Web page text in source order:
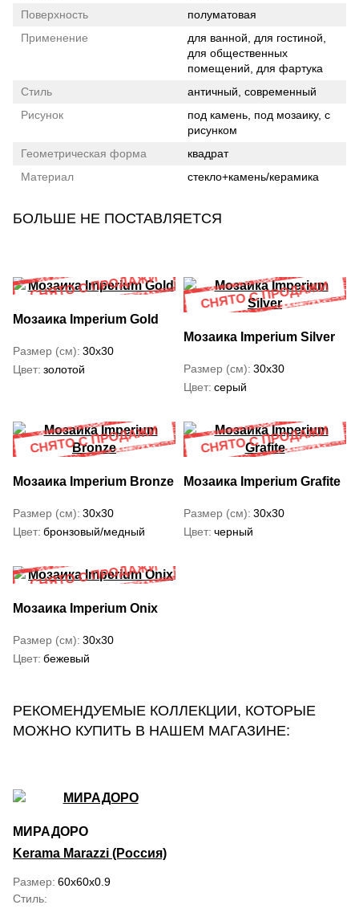
Поверхность
полуматовая
Применение
для ванной, для гостиной,
для общественных
помещений, для фартука
Стиль
античный, современный
Рисунок
под камень, под мозаику, с
рисунком
Геометрическая форма
квадрат
Материал
стекло+камень/керамика
БОЛЬШЕ НЕ ПОСТАВЛЯЕТСЯ
Мозаика Imperium Gold
Размер (см) 30x30
Цвет золотой
Мозаика Imperium Silver
Размер (см) 30x30
Цвет серый
Мозаика Imperium Bronze
Размер (см) 30x30
Цвет бронзовый/медный
Мозаика Imperium Grafite
Размер (см) 30x30
Цвет черный
Мозаика Imperium Onix
Размер (см) 30x30
Цвет бежевый
РЕКОМЕНДУЕМЫЕ КОЛЛЕКЦИИ, КОТОРЫЕ
МОЖНО КУПИТЬ В НАШЕМ МАГАЗИНЕ:
МИРАДОРО
Kerama Marazzi (Россия)
Размер 60x60x0.9
Стиль